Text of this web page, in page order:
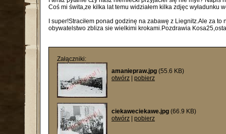
Coś mi świta,ze kilka lat temu widziałem kilka zdjęc
I super!Straciłem ponad godzinę na zabawę z Liegnitz.Ale za
obywatelstwo zbliza sie wielkimi krokami.Pozdrawia
Załączniki:
amaniepraw.jpg (55.6 KB)
otwórz
pobierz
ciekaweciekawe.jpg (66.9 KB)
otwórz
pobierz